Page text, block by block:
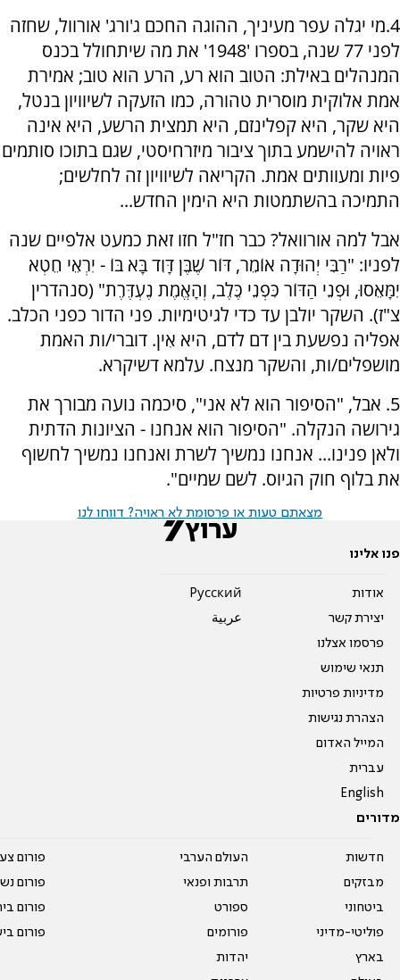
4.מי יגלה עפר מעיניך, ההוגה החכם ג'ורג' אורוול, שחזה
לפני 77 שנה, בספרו '1948' את מה שיתחולל בכנס
המנהלים באילת: הטוב הוא רע, הרע הוא טוב; אמירת
אמת אלוקית מוסרית טהורה, כמו הזעקה לשיוויון בנטל,
היא שקר, היא קפלינזם, היא תמצית הרשע, היא אינה
ראויה להישמע בתוך ציבור מיזרחיסטי, שגם בתוכו סותמים
פיות ומעוותים אמת. הקריאה לשיוויון זה לחלשים;
התמיכה בהשתמטות היא הימין החדש...
אבל למה אורוואל? כבר חז"ל חזו זאת כמעט אלפיים שנה
לפניו: "רַבִּי יְהוּדָה אוֹמֵר, דּוֹר שֶׁבֶּן דָּוִד בָּא בּוֹ - יִרְאֵי חֵטְא
יִמָּאֵסוּ, וּפְנֵי הַדּוֹר כִּפְנֵי כֶּלֶב, וְהָאֱמֶת נֶעְדֶּרֶת" (סנהדרין
צ"ז). השקר יולבן עד כדי לגיטימיות. פני הדור כפני הכלב.
אפליה נפשעת בין דם לדם, היא אִין. דוברי/ות האמת
מושפלים/ות, והשקר מנצח. עלמא דשיקרא.
5. אבל, "הסיפור הוא לא אני", סיכמה נועה מבורך את
גירושה הנקלה. "הסיפור הוא אנחנו - הציונות הדתית
ולאן פנינו... אנחנו נמשיך לשרת ואנחנו נמשיך לחשוף
את בלוף חוק הגיוס. לשם שמיים".
מצאתם טעות או פרסומת לא ראויה? דווחו לנו
פנו אלינו
אודות
יצירת קשר
פרסמו אצלנו
תנאי שימוש
מדיניות פרטיות
הצהרת נגישות
המייל האדום
עברית
English
Pусский
عربية
מדורים
חדשות
מבזקים
ביטחוני
פוליטי-מדיני
בארץ
העולם הערבי
תרבות ופנאי
ספורט
פורומים
יהדות
פורום
פורום
פורום
פורום